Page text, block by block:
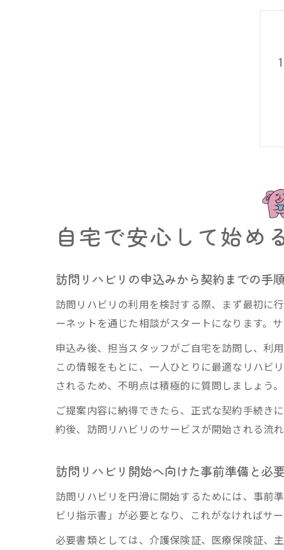
自宅で安心して始め
訪問リハビリの申込みから契約までの手
訪問リハビリの利用を検討する際、まず最初に
ーネットを通じた相談がスタートになります。
申込み後、担当スタッフがご自宅を訪問し、利
この情報をもとに、一人ひとりに最適なリハビ
されるため、不明点は積極的に質問しましょう。
ご提案内容に納得できたら、正式な契約手続き
約後、訪問リハビリのサービスが開始される流れ
訪問リハビリ開始へ向けた事前準備と必
訪問リハビリを円滑に開始するためには、事前
ビリ指示書」が必要となり、これがなければサ
必要書類としては、介護保険証、医療保険証、